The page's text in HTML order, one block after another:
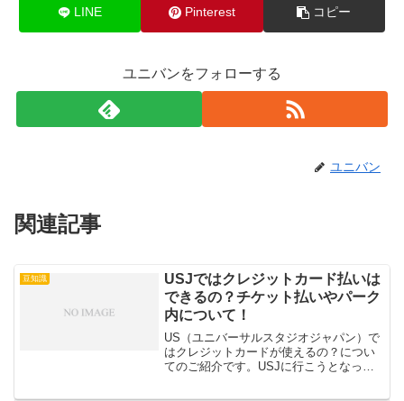
LINE Pinterest コピー
ユニバンをフォローする
ユニバン
関連記事
豆知識
USJではクレジットカード払いは
できるの？チケット払いやパーク
内について！
US（ユニバーサルスタジオジャパン）で
はクレジットカードが使えるの？につい
てのご紹介です。USJに行こうとなった